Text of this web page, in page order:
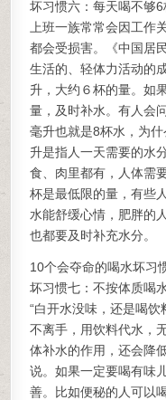
坏习惯六：每天喝不够6
上班一族常常会因工作
都会受损害。《中国居
生活的、轻体力活动的
升，大约６杯的量。如
量，及时补水。有人会
毫升也就是8杯水，为
升是指人一天需要的水
食、肉里都有，人体需
杯是最低限的量，有些
水能舒缓心情，肥胖的
也都要及时补充水分。
10个会夺命的喝水坏习
坏习惯七：不按体质喝
“白开水没味，还是喝
不离手，用饮料代水，
体补水的作用，还会降
说。如果一定要喝有味
善。比如便秘的人可以